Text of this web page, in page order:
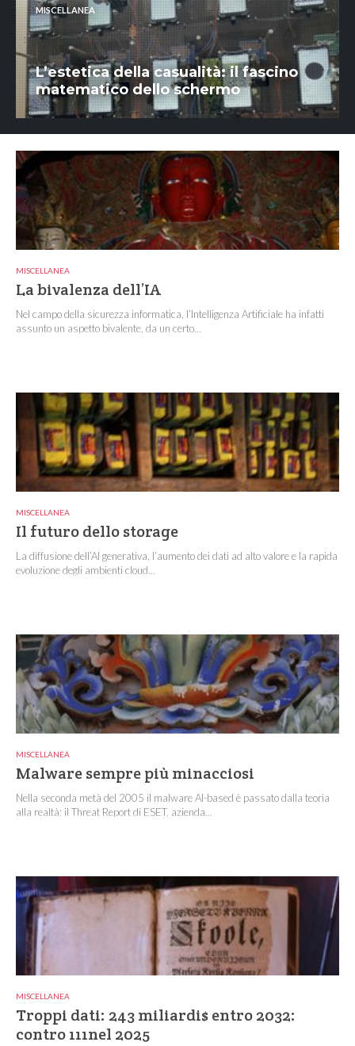
MISCELLANEA
L’estetica della casualità: il fascino
matematico dello schermo
MISCELLANEA
La bivalenza dell’IA
Nel campo della sicurezza informatica, l’Intelligenza Artificiale ha infatti
assunto un aspetto bivalente, da un certo...
MISCELLANEA
Il futuro dello storage
La diffusione dell’AI generativa, l’aumento dei dati ad alto valore e la rapida
evoluzione degli ambienti cloud...
MISCELLANEA
Malware sempre più minacciosi
Nella seconda metà del 2005 il malware AI-based è passato dalla teoria
alla realtà: il Threat Report di ESET, azienda...
MISCELLANEA
Troppi dati: 243 miliardi$ entro 2032:
contro 111nel 2025